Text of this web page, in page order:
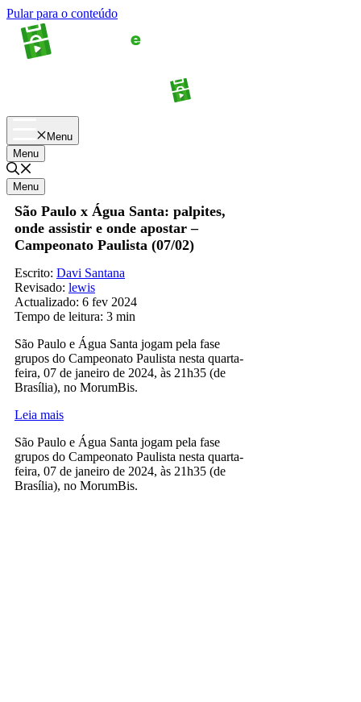
Pular para o conteúdo
Menu
Menu
Menu
São Paulo x Água Santa: palpites,
onde assistir e onde apostar –
Campeonato Paulista (07/02)
Escrito: Davi Santana
Revisado: lewis
Actualizado: 6 fev 2024
Tempo de leitura: 3 min
São Paulo e Água Santa jogam pela fase
grupos do Campeonato Paulista nesta quarta-
feira, 07 de janeiro de 2024, às 21h35 (de
Brasília), no MorumBis.
Leia mais
São Paulo e Água Santa jogam pela fase
grupos do Campeonato Paulista nesta quarta-
feira, 07 de janeiro de 2024, às 21h35 (de
Brasília), no MorumBis.